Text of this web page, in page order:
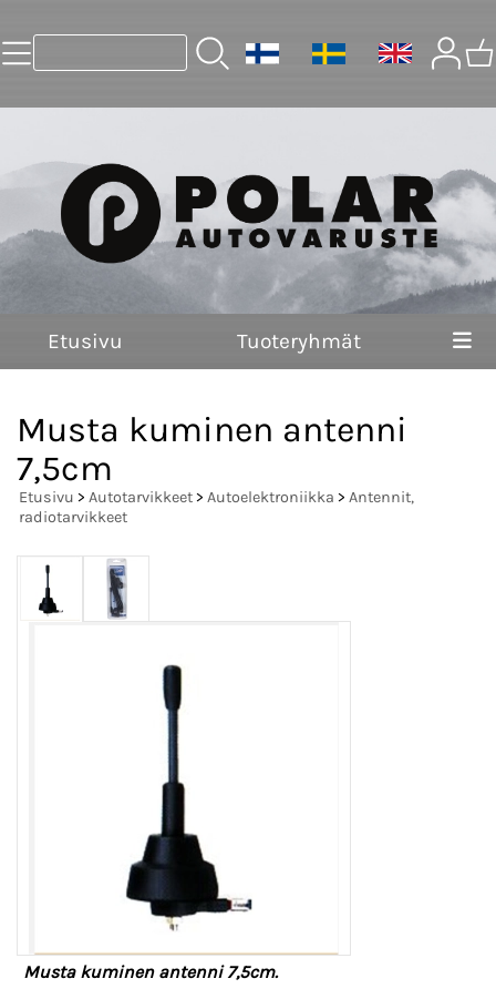
Etusivu Tuoteryhmät
Musta kuminen antenni
7,5cm
Etusivu > Autotarvikkeet> Autoelektroniikka > Antennit,
radiotarvikkeet
Musta kuminen antenni 7,5cm.